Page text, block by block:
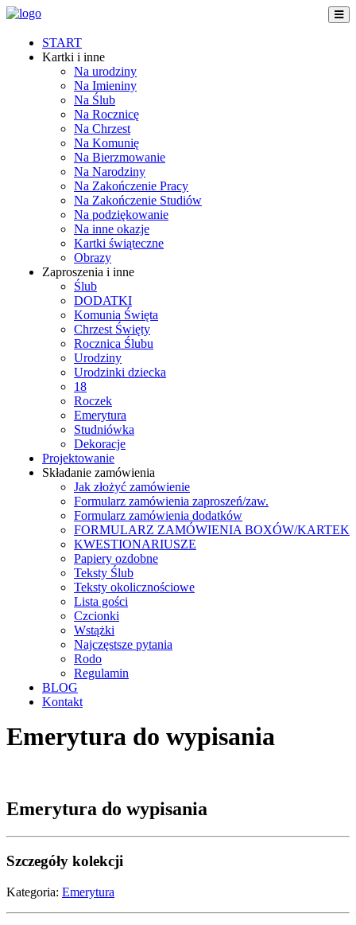
START
Kartki i inne
Na urodziny
Na Imieniny
Na Ślub
Na Rocznicę
Na Chrzest
Na Komunię
Na Bierzmowanie
Na Narodziny
Na Zakończenie Pracy
Na Zakończenie Studiów
Na podziękowanie
Na inne okazje
Kartki świąteczne
Obrazy
Zaproszenia i inne
Ślub
DODATKI
Komunia Święta
Chrzest Święty
Rocznica Ślubu
Urodziny
Urodzinki dziecka
18
Roczek
Emerytura
Studniówka
Dekoracje
Projektowanie
Składanie zamówienia
Jak złożyć zamówienie
Formularz zamówienia zaproszeń/zaw.
Formularz zamówienia dodatków
FORMULARZ ZAMÓWIENIA BOXÓW/KARTEK
KWESTIONARIUSZE
Papiery ozdobne
Teksty Ślub
Teksty okolicznościowe
Lista gości
Czcionki
Wstążki
Najczęstsze pytania
Rodo
Regulamin
BLOG
Kontakt
Emerytura do wypisania
Emerytura do wypisania
Szczegóły kolekcji
Kategoria: Emerytura